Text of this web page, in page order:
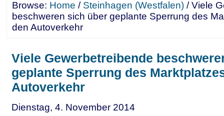
Browse: Home / Steinhagen (Westfalen) / Viele
beschweren sich über geplante Sperrung des
den Autoverkehr
Viele Gewerbetreibende
geplante Sperrung des
Autoverkehr
Dienstag, 4. November 2014